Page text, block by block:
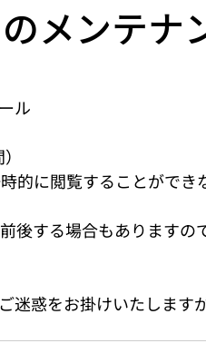
メンテナ
ル
的に閲覧することができ
後する場合もありますの
迷惑をお掛けいたします